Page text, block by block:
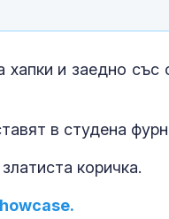
хапки и заедно със
в студена
коричка.